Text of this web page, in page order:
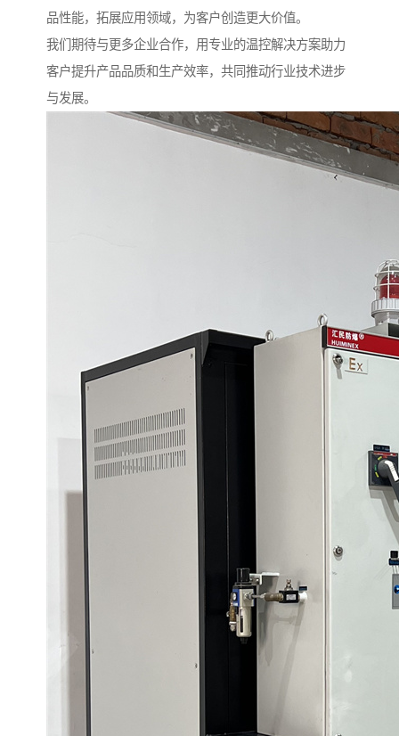
品性能，拓展应用领域，为客户创造更大价值。
我们期待与更多企业合作，用专业的温控解决方案助力
客户提升产品品质和生产效率，共同推动行业技术进步
与发展。